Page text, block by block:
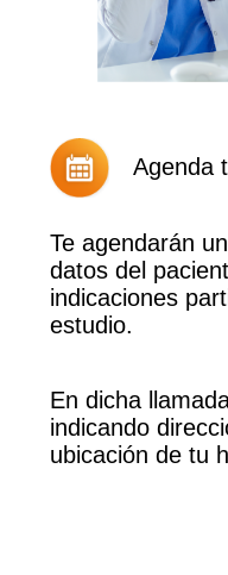
Agenda
Te agendarán
datos del
indicaciones
estudio.
En dicha
indicando
ubicación de tu